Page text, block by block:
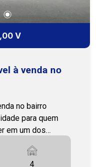
(79)3231-
V
à venda no
no bairro
em um dos
O imóvel
bem
4